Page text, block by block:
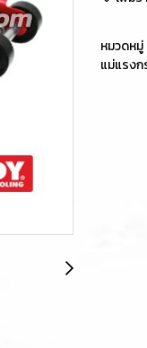
หมวดหมู่
แม่แรงก